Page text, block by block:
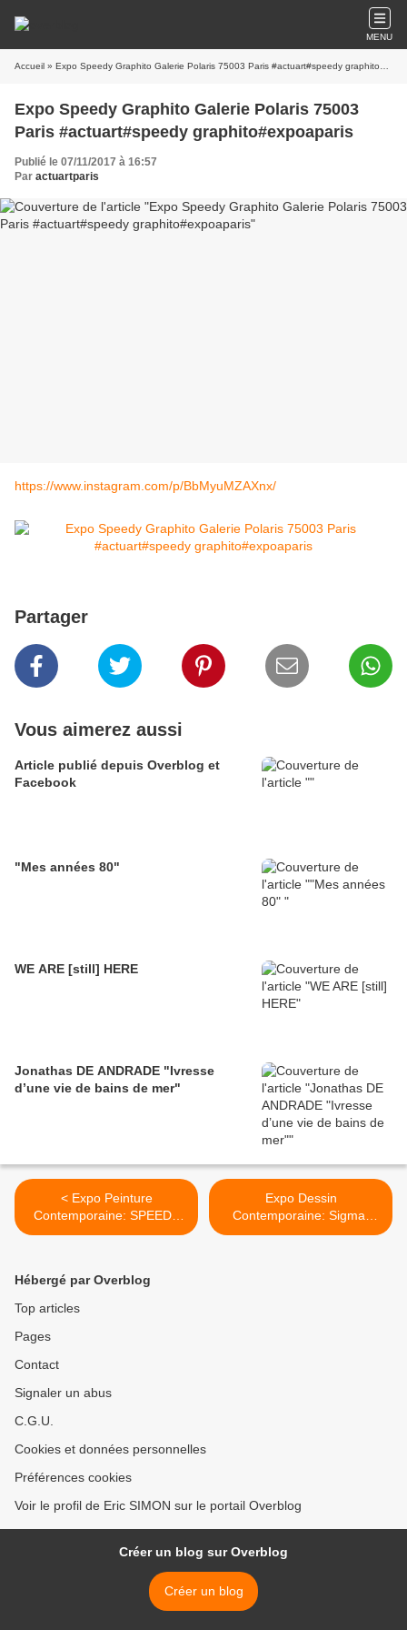
MENU
Accueil » Expo Speedy Graphito Galerie Polaris 75003 Paris #actuart#speedy graphito#expoaparis
Expo Speedy Graphito Galerie Polaris 75003
Paris #actuart#speedy graphito#expoaparis
Publié le 07/11/2017 à 16:57
Par actuartparis
https://www.instagram.com/p/BbMyuMZAXnx/
Partager
Vous aimerez aussi
Article publié depuis Overblog et
Facebook
"Mes années 80"
WE ARE [still] HERE
Jonathas DE ANDRADE "Ivresse
d’une vie de bains de mer"
< Expo Peinture
Contemporaine: SPEEDY
GRAPHITO «Un Monde de
Expo Dessin
Contemporaine: Sigmar
POLKE «Ultra Polke -
Hébergé par Overblog
Top articles
Pages
Contact
Signaler un abus
C.G.U.
Cookies et données personnelles
Préférences cookies
Voir le profil de Eric SIMON sur le portail Overblog
Créer un blog sur Overblog
Créer un blog